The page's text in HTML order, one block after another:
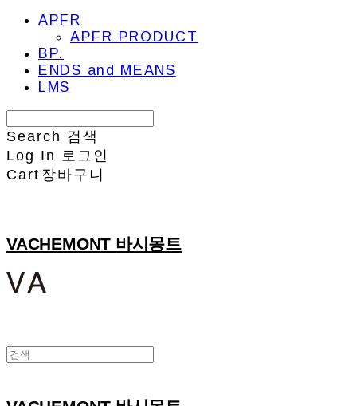
APFR
APFR PRODUCT
BP.
ENDS and MEANS
LMS
Search 검색
Log In
로그인
Cart 장바구니
VACHEMONT 바시몽트